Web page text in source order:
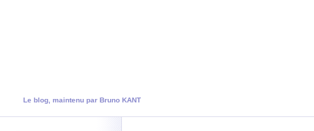
Le blog, maintenu par Bruno KANT